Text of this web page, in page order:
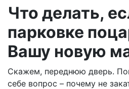
Что делать,
парковке
Вашу новую
Скажем, переднюю дверь.
себе вопрос – почему не